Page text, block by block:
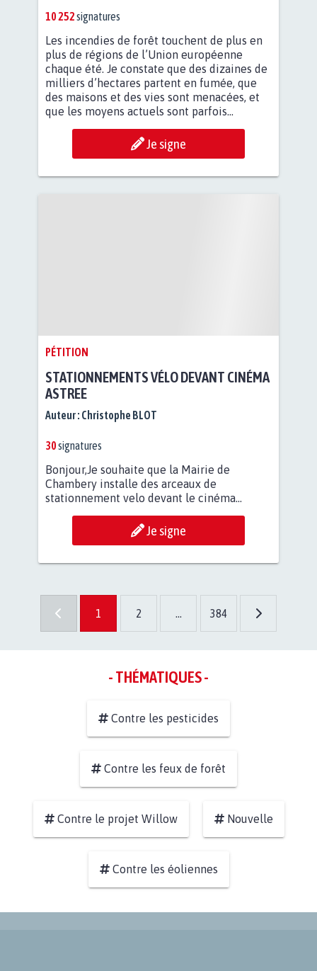
10 252signatures
Les incendies de forêt touchent de plus en
plus de régions de l’Union européenne
chaque été. Je constate que des dizaines de
milliers d’hectares partent en fumée, que
des maisons et des vies sont menacées, et
que les moyens actuels sont parfois...
Je signe
PÉTITION
STATIONNEMENTS VÉLO DEVANT CINÉMA
ASTREE
Auteur : Christophe BLOT
30signatures
Bonjour,Je souhaite que la Mairie de
Chambery installe des arceaux de
stationnement velo devant le cinéma...
Je signe
1 2 ... 384
- THÉMATIQUES -
Contre les pesticides
Contre les feux de forêt
Contre le projet Willow Nouvelle
Contre les éoliennes